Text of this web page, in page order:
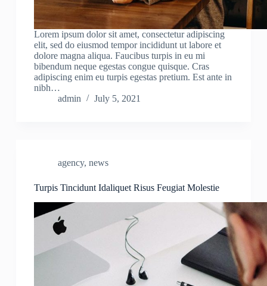
Lorem ipsum dolor sit amet, consectetur adipiscing
elit, sed do eiusmod tempor incididunt ut labore et
dolore magna aliqua. Faucibus turpis in eu mi
bibendum neque egestas congue quisque. Cras
adipiscing enim eu turpis egestas pretium. Est ante in
nibh…
admin
July 5, 2021
agency, news
Turpis Tincidunt Idaliquet Risus Feugiat Molestie